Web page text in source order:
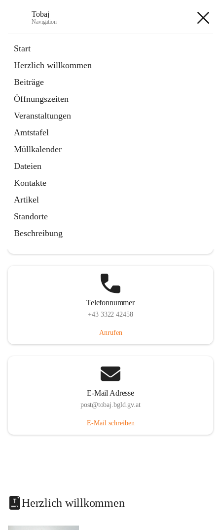
Tobaj
Navigation
Start
Herzlich willkommen
Beiträge
Öffnungszeiten
Veranstaltungen
Amtstafel
Müllkalender
Dateien
Kontakte
Artikel
Standorte
Beschreibung
Externe Webseite
in
Tab
Formulare
2 Schnellzugriffe
Telefonnummer
+43 3322 42458
Anrufen
E-Mail Adresse
post@tobaj.bgld.gv.at
E-Mail schreiben
Herzlich willkommen